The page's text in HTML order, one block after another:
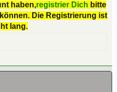
haben,registrier Dich bitte
Die Registrierung ist
lang.